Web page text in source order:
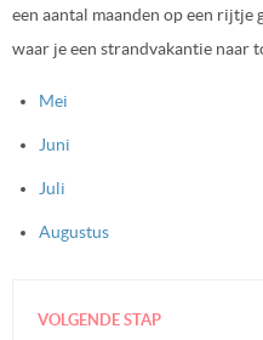
een aantal maanden op een rijtje
waar je een strandvakantie naar
Mei
Juni
Juli
Augustus
VOLGENDE STAP